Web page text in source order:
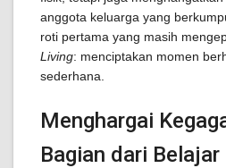
anggota keluarga yang
roti pertama yang masih
Living: menciptakan momen
sederhana.
Menghargai
Bagian dari Belajar